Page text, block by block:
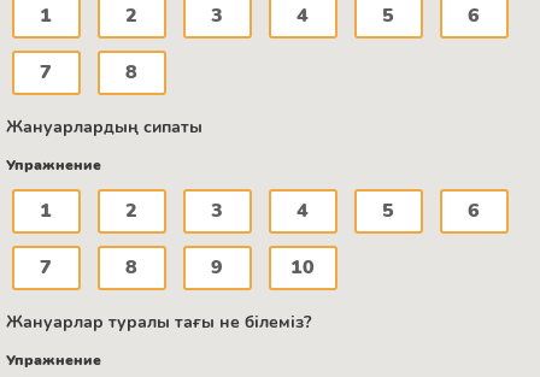
1 2 3 4 5 6
7 8
Жануарлардың сипаты
Упражнение
1 2 3 4 5 6
7 8 9 10
Жануарлар туралы тағы не білеміз?
Упражнение